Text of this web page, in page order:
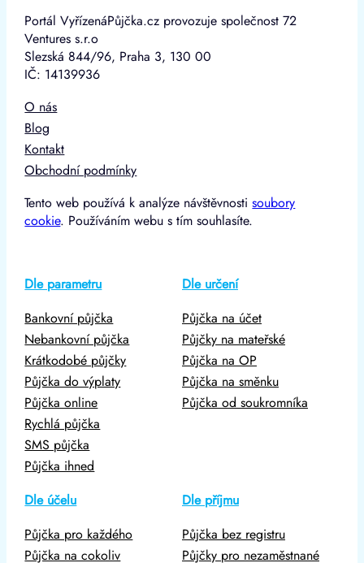
Portál VyřízenáPůjčka.cz provozuje společnost 72
Ventures s.r.o
Slezská 844/96, Praha 3, 130 00
IČ: 14139936
O nás
Blog
Kontakt
Obchodní podmínky
Tento web používá k analýze návštěvnostisoubory
cookie. Používáním webu s tím souhlasíte.
Dle parametru
Bankovní půjčka
Nebankovní půjčka
Krátkodobé půjčky
Půjčka do výplaty
Půjčka online
Rychlá půjčka
SMS půjčka
Půjčka ihned
Dle určení
Půjčka na účet
Půjčky na mateřské
Půjčka na OP
Půjčka na směnku
Půjčka od soukromníka
Dle účelu
Půjčka pro každého
Půjčka na cokoliv
Dle příjmu
Půjčka bez registru
Půjčky pro nezaměstnané